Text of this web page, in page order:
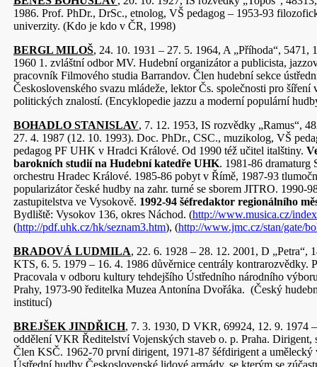
1986. Prof. PhDr., DrSc., etnolog, VŠ pedagog – 1953-93
univerzity. (Kdo je kdo v ČR, 1998)
BERGL MILOŠ, 24. 10. 1931 – 27. 5. 1964, A „Příhoda“, 5471,
1960 1. zvláštní odbor MV. Hudební organizátor a publicista,
pracovník Filmového studia Barrandov. Člen hudební sekce
Československého svazu mládeže, lektor Čs. společnosti pro šíření
politických znalostí. (Encyklopedie jazzu a moderní populární
BOHADLO STANISLAV, 7. 12. 1953, IS rozvědky „Ramus“,
27. 4. 1987 (12. 10. 1993). Doc. PhDr., CSC., muzikolog, VŠ
pedagog PF UHK v Hradci Králové. Od 1990 též učitel italštiny.
barokních studií na Hudební katedře UHK. 1981-86 dramaturg
orchestru Hradec Králové. 1985-86 pobyt v Římě, 1987-93
popularizátor české hudby na zahr. turné se sborem JITRO. 1990-
zastupitelstva ve Vysokově. 1992-94 šéfredaktor regionálního
Bydliště: Vysokov 136, okres Náchod. (http://www.musica.cz/
(http://pdf.uhk.cz/hk/seznam3.htm), (http://www.jmc.cz/stan/gate/
BRADOVÁ LUDMILA, 22. 6. 1928 – 28. 12. 2001, D „Petra“,
KTS, 6. 5. 1979 – 16. 4. 1986 důvěrnice centrály kontrarozvědky.
Pracovala v odboru kultury tehdejšího Ústředního národního
Prahy, 1973-90 ředitelka Muzea Antonína Dvořáka. (Český
institucí)
BREJŠEK JINDŘICH, 7. 3. 1930, D VKR, 69924, 12. 9. 1974
oddělení VKR Ředitelství Vojenských staveb o. p. Praha. Dirigent,
Člen KSČ. 1962-70 první dirigent, 1971-87 šéfdirigent a umělecký
Ústřední hudby Československé lidové armády, se kterým se